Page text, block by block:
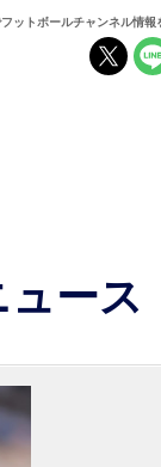
ットボールチャンネル情報
ュース